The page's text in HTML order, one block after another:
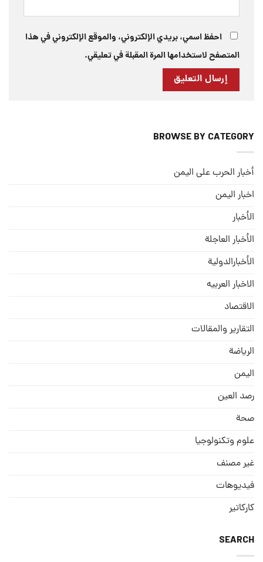
احفظ اسمي، بريدي الإلكتروني، والموقع الإلكتروني في هذا
المتصفح لاستخدامها المرة المقبلة في تعليقي.
BROWSE BY CATEGORY
أخبار الحرب على اليمن
اخبار اليمن
الأخبار
الأخبار العاجلة
الأخبارالدولية
الاخبار العربيه
الاقتصاد
التقارير والمقالات
الریاضة
الیمن
رصد العین
صحة
علوم وتكنولوجيا
غير مصنف
فيديوهات
كاركاتير
SEARCH